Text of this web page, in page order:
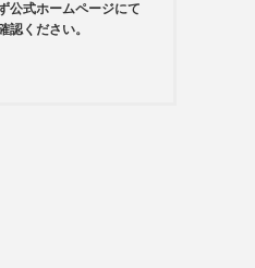
公式ホームページにて
認ください。